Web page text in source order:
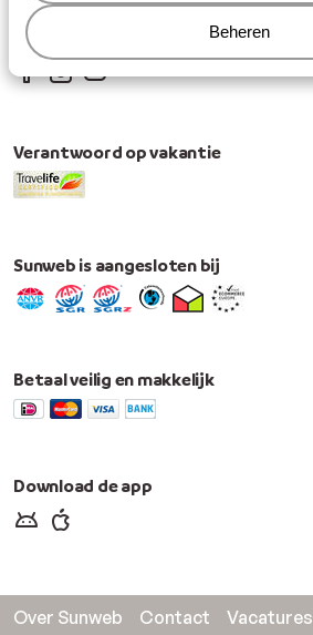
Beheren
Volg ons op Social Media
Verantwoord op vakantie
Sunweb is aangesloten bij
Betaal veilig en makkelijk
Download de app
Over Sunweb Contact Vacatures